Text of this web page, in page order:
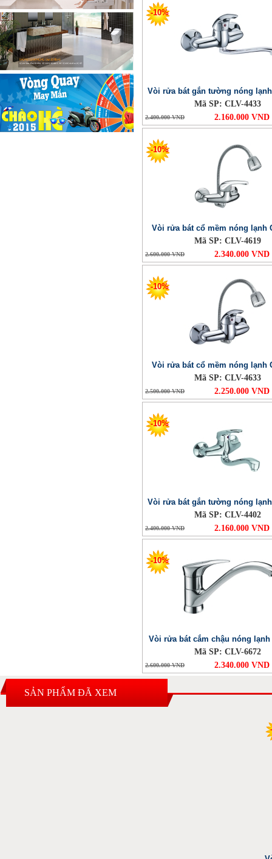
-10%
Vòi rửa bát gắn tường nóng lạnh
Mã SP: CLV-4433
2.400.000 VND 2.160.000 VND
-10%
Vòi rửa bát cổ mềm nóng lạnh
Mã SP: CLV-4619
2.600.000 VND 2.340.000 VND
-10%
Vòi rửa bát cổ mềm nóng lạnh
Mã SP: CLV-4633
2.500.000 VND 2.250.000 VND
-10%
Vòi rửa bát gắn tường nóng lạnh
Mã SP: CLV-4402
2.400.000 VND 2.160.000 VND
-10%
Vòi rửa bát cắm chậu nóng lạnh
Mã SP: CLV-6672
2.600.000 VND 2.340.000 VND
SẢN PHẨM ĐÃ XEM